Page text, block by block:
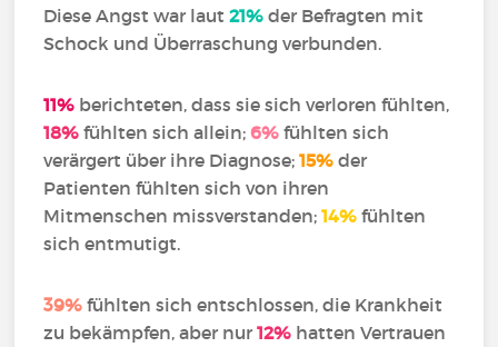
Diese Angst war laut21% der Befragten mit
Schock und Überraschung verbunden.
11% berichteten, dass sie sich verloren fühlten,
18% fühlten sich allein;6% fühlten sich
verärgert über ihre Diagnose;15% der
Patienten fühlten sich von ihren
Mitmenschen missverstanden;14% fühlten
sich entmutigt.
39% fühlten sich entschlossen, die Krankheit
zu bekämpfen, aber nur12% hatten Vertrauen